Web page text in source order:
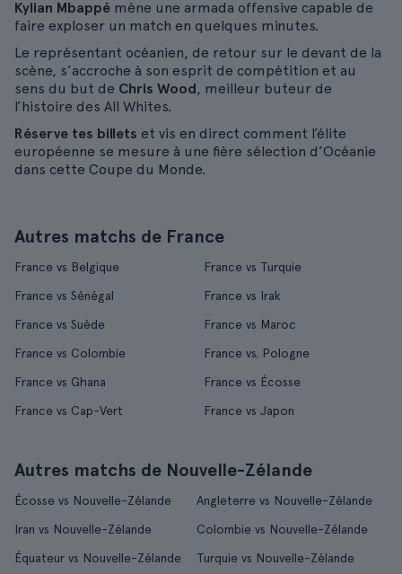
Kylian Mbappé mène une armada offensive capable de
faire exploser un match en quelques minutes.
Le représentant océanien, de retour sur le devant de la
scène, s’accroche à son esprit de compétition et au
sens du but de Chris Wood, meilleur buteur de
l’histoire des All Whites.
Réserve tes billets et vis en direct comment l’élite
européenne se mesure à une fière sélection d’Océanie
dans cette Coupe du Monde.
Autres matchs de France
France vs Belgique
France vs Turquie
France vs Sénégal
France vs Irak
France vs Suède
France vs Maroc
France vs Colombie
France vs. Pologne
France vs Ghana
France vs Écosse
France vs Cap-Vert
France vs Japon
Autres matchs de Nouvelle-Zélande
Écosse vs Nouvelle-Zélande
Angleterre vs Nouvelle-Zélande
Iran vs Nouvelle-Zélande
Colombie vs Nouvelle-Zélande
Équateur vs Nouvelle-Zélande
Turquie vs Nouvelle-Zélande